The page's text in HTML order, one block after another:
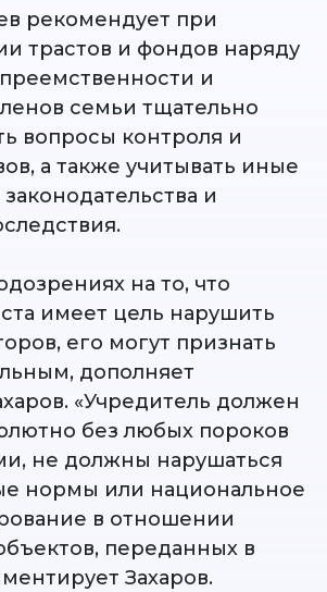
рекомендует при
трастов и фондов наряду
и
семьи тщательно
вопросы контроля и
а также учитывать иные
и
на то, что
имеет цель нарушить
его могут признать
дополняет
«Учредитель должен
без любых пороков
не должны нарушаться
нормы или национальное
в отношении
переданных в
Захаров.